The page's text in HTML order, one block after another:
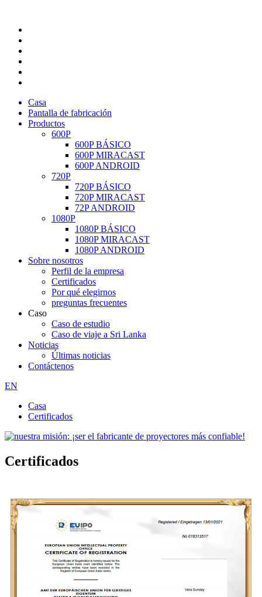
Casa
Pantalla de fabricación
Productos
600P
600P BÁSICO
600P MIRACAST
600P ANDROID
720P
720P BÁSICO
720P MIRACAST
72P ANDROID
1080P
1080P BÁSICO
1080P MIRACAST
1080P ANDROID
Sobre nosotros
Perfil de la empresa
Certificados
Por qué elegirnos
preguntas frecuentes
Caso
Caso de estudio
Caso de viaje a Sri Lanka
Noticias
Últimas noticias
Contáctenos
EN
Casa
Certificados
Certificados